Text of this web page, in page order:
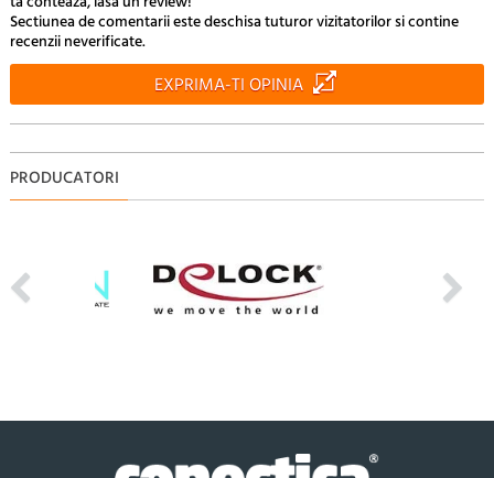
Sectiunea de comentarii este deschisa tuturor vizitatorilor si contine
recenzii neverificate.
EXPRIMA-TI OPINIA
PRODUCATORI